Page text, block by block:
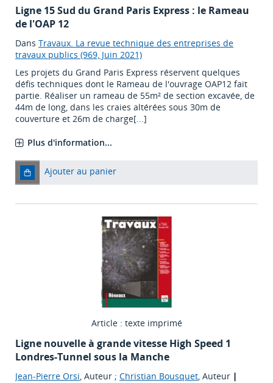
Ligne 15 Sud du Grand Paris Express : le Rameau
de l'OAP 12
Dans Travaux. La revue technique des entreprises de
travaux publics (969, Juin 2021)
Les projets du Grand Paris Express réservent quelques
défis techniques dont le Rameau de l'ouvrage OAP12 fait
partie. Réaliser un rameau de 55m² de section excavée, de
44m de long, dans les craies altérées sous 30m de
couverture et 26m de charge[...]
Plus d'information...
Ajouter au panier
Article : texte imprimé
Ligne nouvelle à grande vitesse High Speed 1
Londres-Tunnel sous la Manche
Jean-Pierre Orsi, Auteur ; Christian Bousquet, Auteur |